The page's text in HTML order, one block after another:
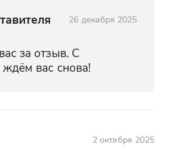
26 декабря 2025
за отзыв. С
вас снова!
2 октября 2025